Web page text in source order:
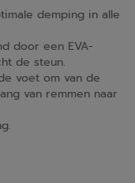
demping in alle
door een EVA-
de steun.
voet om van de
van remmen naar